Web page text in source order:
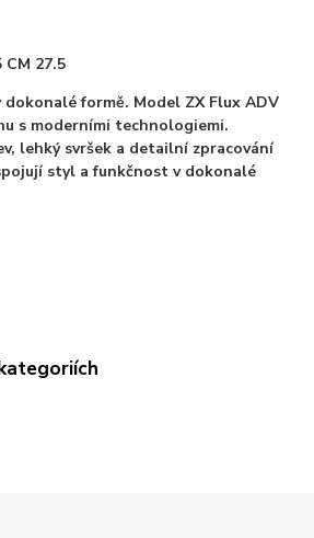
CM 27.5
dokonalé formě. Model ZX Flux ADV
s moderními technologiemi.
lehký svršek a detailní zpracování
styl a funkčnost v dokonalé